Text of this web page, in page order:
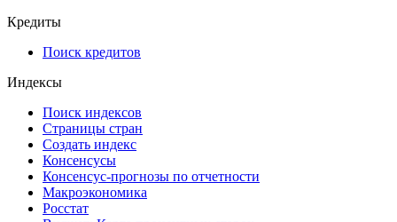
Кредиты
Поиск кредитов
Индексы
Поиск индексов
Страницы стран
Создать индекс
Консенсусы
Консенсус-прогнозы по отчетности
Макроэкономика
Росстат